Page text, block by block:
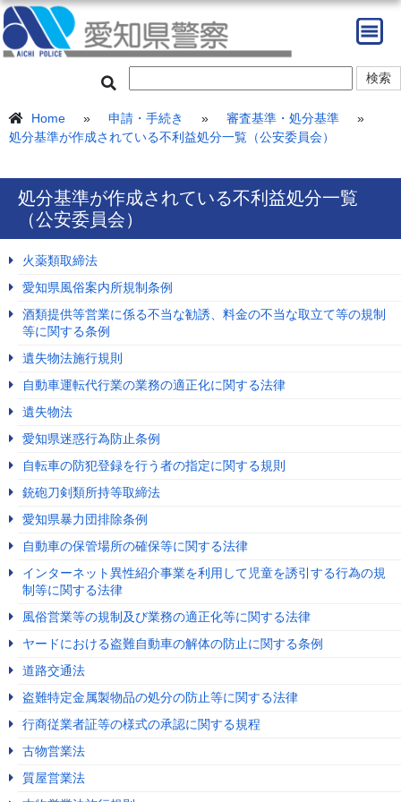
Home » 申請・手続き » 審査基準・処分基準
»
処分基準が作成されている不利益処分一覧（公安委員会）
処分基準が作成されている不利益処分一覧
（公安委員会）
火薬類取締法
愛知県風俗案内所規制条例
酒類提供等営業に係る不当な勧誘、料金の不当な取立て等の規制
等に関する条例
遺失物法施行規則
自動車運転代行業の業務の適正化に関する法律
遺失物法
愛知県迷惑行為防止条例
自転車の防犯登録を行う者の指定に関する規則
銃砲刀剣類所持等取締法
愛知県暴力団排除条例
自動車の保管場所の確保等に関する法律
インターネット異性紹介事業を利用して児童を誘引する行為の規
制等に関する法律
風俗営業等の規制及び業務の適正化等に関する法律
ヤードにおける盗難自動車の解体の防止に関する条例
道路交通法
盗難特定金属製物品の処分の防止等に関する法律
行商従業者証等の様式の承認に関する規程
古物営業法
質屋営業法